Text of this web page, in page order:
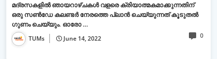
മദ്രസകളിൽ ഞായറാഴ്ചകൾ വളരെ ക്രിയാത്മകമാക്കുന്നതിന്
ഒരു സൺഡേ കലണ്ടർ നേരത്തെ പ്ലാൻ ചെയ്യുന്നത് കൂടുതൽ
ഗുണം ചെയ്യും. ഓരോ …
TUMs June 14, 2022 0